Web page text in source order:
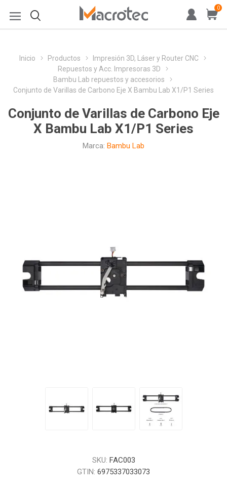
0
Inicio Productos
Impresión 3D, Láser y Router CNC
Repuestos y Acc. Impresoras 3D
Bambu Lab repuestos y accesorios
Conjunto de Varillas de Carbono Eje X Bambu Lab X1/P1 Series
Conjunto de Varillas de Carbono Eje
X Bambu Lab X1/P1 Series
Marca: Bambu Lab
SKU: FAC003
GTIN: 6975337033073